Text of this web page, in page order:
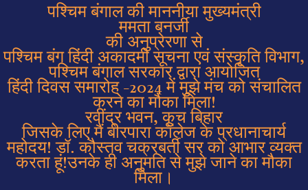
पश्चिम बंगाल की माननीया मुख्यमंत्री
ममता बनर्जी
की अनुप्रेरणा से
पश्चिम बंग हिंदी अकादमी सूचना एवं संस्कृति विभाग,
पश्चिम बंगाल सरकार द्वारा आयोजित
हिंदी दिवस समारोह -2024 में मुझे मंच को संचालित
करने का मौका मिला!
रवींद्र भवन, कूच बिहार
जिसके लिए मैं बीरपारा कॉलेज के प्रधानाचार्य
महोदय! डॉ. कौस्तव चक्रबर्ती सर को आभार व्यक्त
करता हूं!उनके ही अनुमति से मुझे जाने का मौका
मिला।